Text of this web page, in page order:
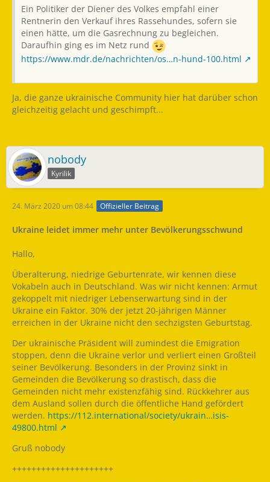
Ein Politiker der Diener des Volkes empfahl einer
Rentnerin den Verkauf ihres Rassehundes, sofern sie
einen hätte, um die Gasrechnung zu begleichen.
Daraufhin ging es im Netz rund
https://www.mdr.de/nachrichten/os…n-hund-100.html
Ja, die ganze ukrainische Community hier hat darüber schon
gleichzeitig gelacht und geschimpft...
nobody
Kyrilik
24. März 2020 um 08:44 Offizieller Beitrag
Ukraine leidet immer mehr unter Bevölkerungsschwund
Hallo,
Überalterung, niedrige Geburtenrate, wir kennen diese
Vokabeln auch in Deutschland. Was wir nicht kennen: Armut
gekoppelt mit niedriger Lebenserwartung sind in der
Ukraine ein Faktor. 30% der jetzt 20-jährigen Männer
erreichen in der Ukraine nicht den sechzigsten Geburtstag.
Der ukrainische Präsident will zumindest die Emigration
stoppen, denn die Ukraine verlor und verliert einen Großteil
seiner Bevölkerung. Besonders in der Provinz sinkt in
Gemeinden die Bevölkerung so drastisch, dass die
Gemeinden nicht mehr existenzfähig sind. Rückkehrer aus
dem Ausland sollen durch die öffentliche Hand gefördert
werden. https://112.international/society/ukrain…isis-
49800.html
Gruß nobody
+++++++++++++++++++++